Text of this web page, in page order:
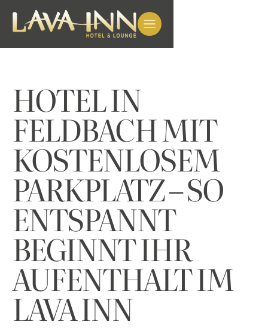
HOTEL IN
FELDBACH MIT
KOSTENLOSEM
PARKPLATZ – SO
ENTSPANNT
BEGINNT IHR
AUFENTHALT IM
LAVA INN